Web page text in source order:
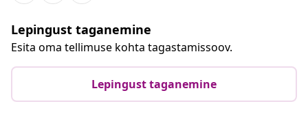
Lepingust taganemine
Esita oma tellimuse kohta tagastamissoov.
Lepingust taganemine